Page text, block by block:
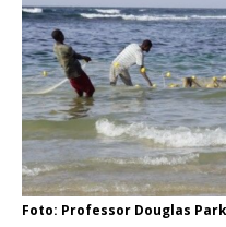
Foto: Professor Douglas